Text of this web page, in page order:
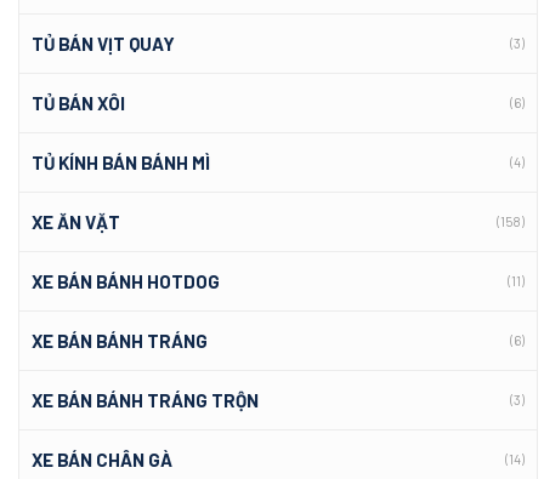
TỦ BÁN VỊT QUAY (3)
TỦ BÁN XÔI (6)
TỦ KÍNH BÁN BÁNH MÌ (4)
XE ĂN VẶT (158)
XE BÁN BÁNH HOTDOG (11)
XE BÁN BÁNH TRÁNG (6)
XE BÁN BÁNH TRÁNG TRỘN (3)
XE BÁN CHÂN GÀ (14)